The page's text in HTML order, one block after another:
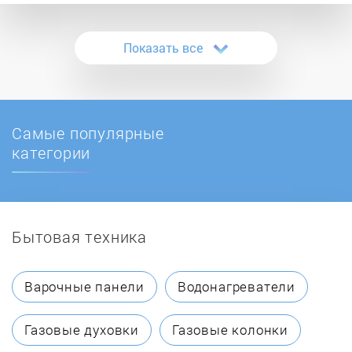
получите в обещанные сроки.
Bialetti
Binatone
Braun
Bravilor Bonamat
Показать все
Самые популярные
категории
Бытовая техника
Варочные панели Водонагреватели
Газовые духовки Газовые колонки